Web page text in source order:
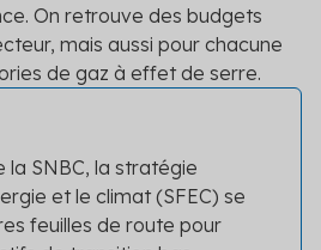
On retrouve des budgets
mais aussi pour chacune
de gaz à effet de serre.
la SNBC, la stratégie
et le climat (SFEC) se
feuilles de route pour